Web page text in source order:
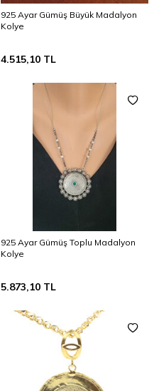
925 Ayar Gümüş Büyük Madalyon
Kolye
4.515,10 TL
925 Ayar Gümüş Toplu Madalyon
Kolye
5.873,10 TL